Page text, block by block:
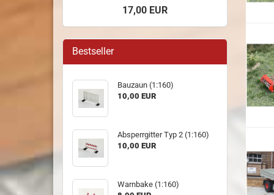
17,00 EUR
Bestseller
Bauzaun (1:160)
10,00 EUR
Absperrgitter Typ 2 (1:160)
10,00 EUR
Warnbake (1:160)